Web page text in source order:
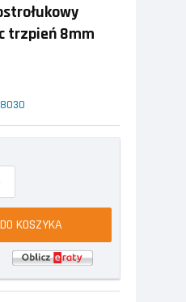
trzpień 8mm
KOSZYKA